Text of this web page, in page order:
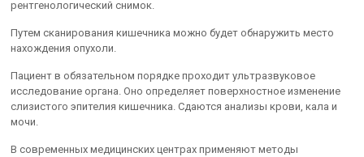
рентгенологический снимок.
Путем сканирования кишечника можно будет обнаружить место
нахождения опухоли.
Пациент в обязательном порядке проходит ультразвуковое
исследование органа. Оно определяет поверхностное изменение
слизистого эпителия кишечника. Сдаются анализы крови, кала и
мочи.
В современных медицинских центрах применяют методы